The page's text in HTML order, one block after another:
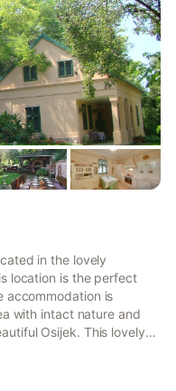
living/dining ro...
in the lovely
location is the perfect
accommodation is
with intact nature and
Osijek. This lovely
is provided, the